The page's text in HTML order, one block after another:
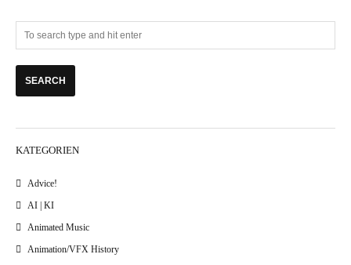
KATEGORIEN
Advice!
AI | KI
Animated Music
Animation/VFX History